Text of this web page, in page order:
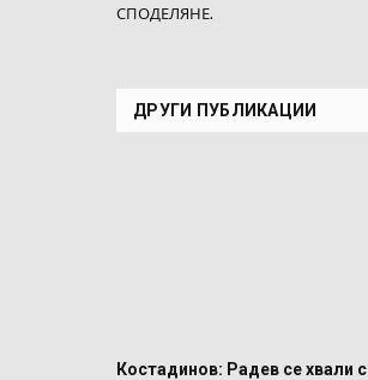
СПОДЕЛЯНЕ.
ДРУГИ ПУБЛИКАЦИИ
Костадинов: Радев се хвали с